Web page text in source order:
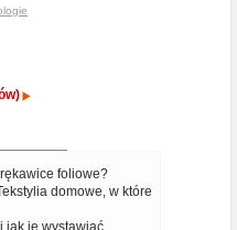
foliowe?
domowe, w które
jak je wystawiać